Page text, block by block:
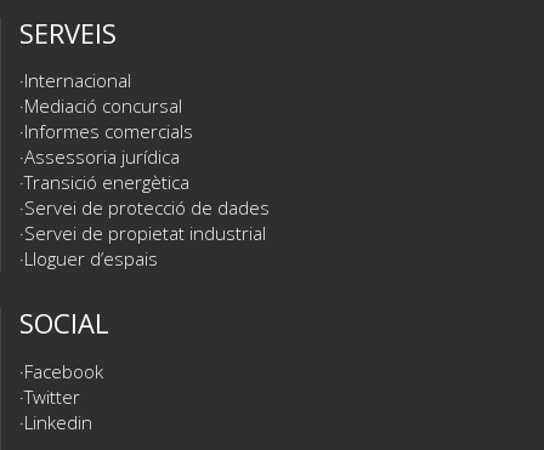
SERVEIS
Internacional
Mediació concursal
Informes comercials
Assessoria jurídica
Transició energètica
Servei de protecció de dades
Servei de propietat industrial
Lloguer d’espais
SOCIAL
Facebook
Twitter
Linkedin